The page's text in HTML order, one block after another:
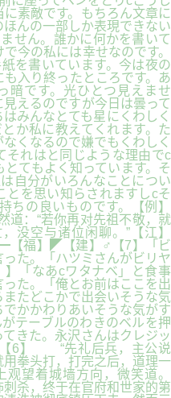
素敵です。もちろん文章に
ほんの一部しか表現できない
せん。誰かに何かを書いて
今の私には幸せなのです。
を書いています。今は夜の
入り終ったところです。あ
暗です。光ひとつ見えませ
えるのですが今日は曇って
みんなとても星にくわしく
か私に教えてくれます。た
くなるので嫌でもくわしく
それはと同じような理由でc
てもよく知っています。そ
自分がいろんなことについ
とを思い知らされますしcそ
ちの良いものです。【例】
：“若你再对先祖不敬，就
没空与诸位闲聊。”【江】
【福】◤【建】♂【7】「ビ
た。「ハツミさんがビリヤ
「なあcワタナベ」と食事
た。「俺とお前はここを出
たどこかで出会いそうな気
かかわりあいそうな気がす
テーブルのわきのベルを押
きた。永沢さんはクレジッ
【6】 “先礼后兵，主公说
拳头打，打完之后，道理一
望着城墙方向，微笑道。
杀，终于在官府和世家的第